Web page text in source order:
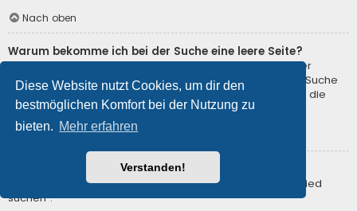
Diese Website nutzt Cookies, um dir den
bestmöglichen Komfort bei der Nutzung zu
bieten. Mehr erfahren
Verstanden!
Nach oben
Warum bekomme ich bei der Suche eine leere Seite?
Deine Suche lieferte zu viele Ergebnisse, somit konnte der
Webserver sie nicht verarbeiten. Benutze die erweiterte Suche
und gib spezifischere Suchbegriffe ein oder beschränke die
Suche auf verschiedene Unterforen.
Nach oben
Wie kann ich nach Mitgliedern suchen?
Gehe zur Mitgliederliste und klicke auf „Nach einem Mitglied
suchen“.